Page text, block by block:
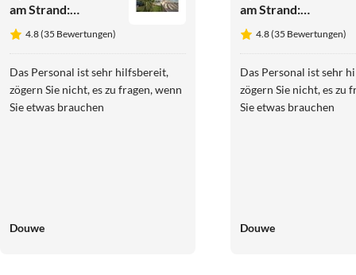
am Strand:
Residenz Stella
Maris in Pietra
4.8 (35 Bewertungen)
Das Personal ist sehr hilfsbereit,
zögern Sie nicht, es zu fragen, wenn
Sie etwas brauchen
Douwe
am Strand:
Residenz Stella
Maris in Pietra
4.8 (35 Bewertungen)
Das Personal ist sehr
zögern Sie nicht, es zu
Sie etwas brauchen
Douwe